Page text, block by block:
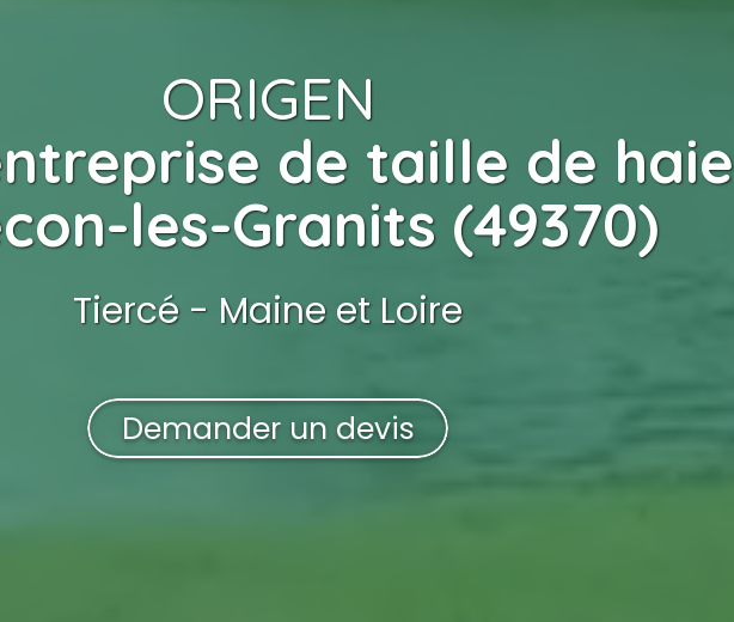
ORIGEN
de taille de haie
les-Granits (49370)
Tiercé - Maine et Loire
Demander un devis